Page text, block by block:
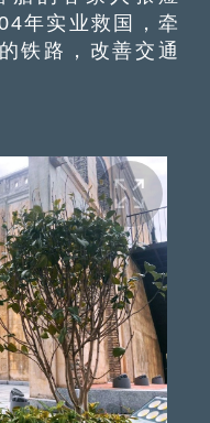
年实业救国，牵
铁路，改善交通